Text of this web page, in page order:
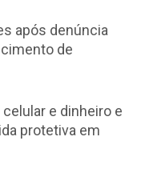
após denúncia
de
e dinheiro e
protetiva em